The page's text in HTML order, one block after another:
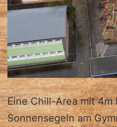
Eine Chill-Area mit 4m
Sonnensegeln am